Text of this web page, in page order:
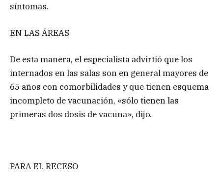
síntomas.
EN LAS ÁREAS
De esta manera, el especialista advirtió que los
internados en las salas son en general mayores de
65 años con comorbilidades y que tienen esquema
incompleto de vacunación, «sólo tienen las
primeras dos dosis de vacuna», dijo.
PARA EL RECESO